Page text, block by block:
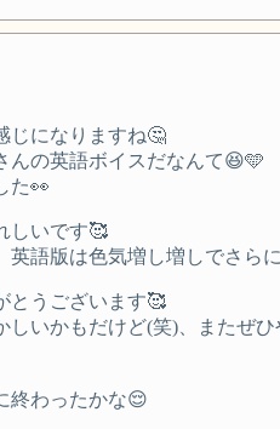
じになりますね🤔
んの英語ボイスだなんて😆️🩵
た👀
しいです🥰
英語版は色気増し増しでさら
とうございます🥰
いかもだけど(笑)、またぜひ
終わったかな😌